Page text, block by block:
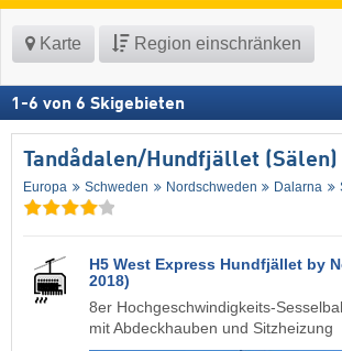
Karte Region einschränken
1 -6 von 6 Skigebieten
Tandådalen/​Hundfjället (Sälen)
Europa Schweden Nordschweden Dalarna
H5 West Express Hundfjället by
2018)
8er Hochgeschwindigkeits-
mit Abdeckhauben und Sitzheizung